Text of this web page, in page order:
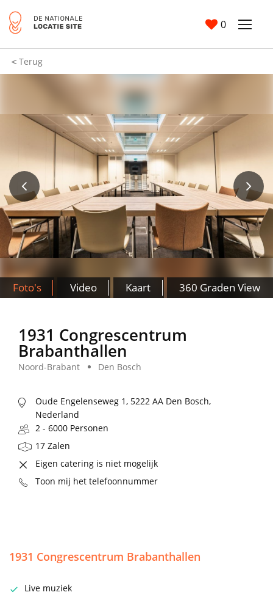
0
Terug
Foto's Video Kaart 360 Graden View
1931 Congrescentrum
Brabanthallen
Noord-Brabant Den Bosch
Oude Engelenseweg 1, 5222 AA Den Bosch,
Nederland
2 - 6000 Personen
17 Zalen
Eigen catering is niet mogelijk
Toon mij het telefoonnummer
1931 Congrescentrum Brabanthallen
Live muziek